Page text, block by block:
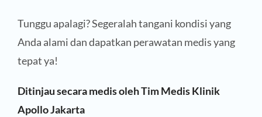
Tunggu apalagi? Segeralah tangani kondisi yang
Anda alami dan dapatkan perawatan medis yang
tepat ya!
Ditinjau secara medis oleh Tim Medis Klinik
Apollo Jakarta